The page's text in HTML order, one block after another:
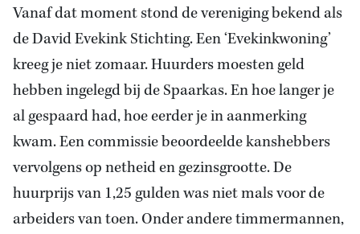
Vanaf dat moment stond de vereniging bekend als
de David Evekink Stichting. Een ‘Evekinkwoning’
kreeg je niet zomaar. Huurders moesten geld
hebben ingelegd bij de Spaarkas. En hoe langer je
al gespaard had, hoe eerder je in aanmerking
kwam. Een commissie beoordeelde kanshebbers
vervolgens op netheid en gezinsgrootte. De
huurprijs van 1,25 gulden was niet mals voor de
arbeiders van toen. Onder andere timmermannen,